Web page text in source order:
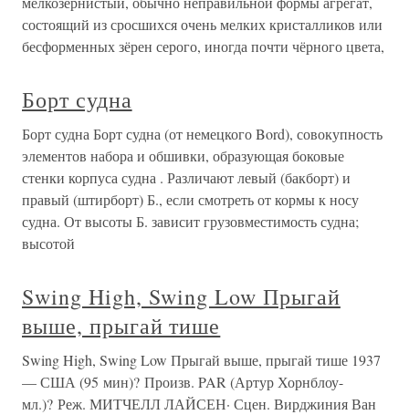
состоящий из сросшихся очень мелких кристалликов или
бесформенных зёрен серого, иногда почти чёрного цвета,
Борт судна
Борт судна Борт судна (от немецкого Bord), совокупность
элементов набора и обшивки, образующая боковые
стенки корпуса судна . Различают левый (бакборт) и
правый (штирборт) Б., если смотреть от кормы к носу
судна. От высоты Б. зависит грузовместимость судна;
высотой
Swing High, Swing Low Прыгай
выше, прыгай тише
Swing High, Swing Low Прыгай выше, прыгай тише 1937
— США (95 мин)? Произв. PAR (Артур Хорнблоу-
мл.)? Реж. МИТЧЕЛЛ ЛАЙСЕН· Сцен. Вирджиния Ван